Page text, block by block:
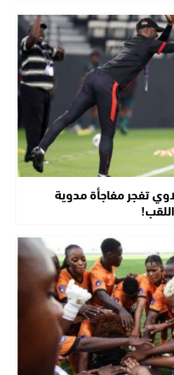
2026: مالاوي تفجر مفاجأة مدوية